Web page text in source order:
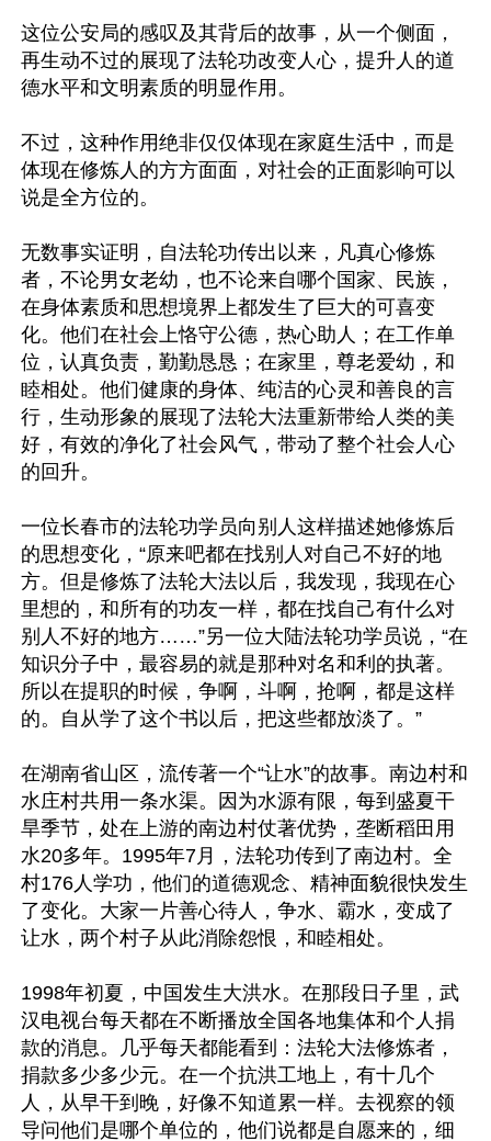
这位公安局的感叹及其背后的故事，从一个侧面，
再生动不过的展现了法轮功改变人心，提升人的道
德水平和文明素质的明显作用。
不过，这种作用绝非仅仅体现在家庭生活中，而是
体现在修炼人的方方面面，对社会的正面影响可以
说是全方位的。
无数事实证明，自法轮功传出以来，凡真心修炼
者，不论男女老幼，也不论来自哪个国家、民族，
在身体素质和思想境界上都发生了巨大的可喜变
化。他们在社会上恪守公德，热心助人；在工作单
位，认真负责，勤勤恳恳；在家里，尊老爱幼，和
睦相处。他们健康的身体、纯洁的心灵和善良的言
行，生动形象的展现了法轮大法重新带给人类的美
好，有效的净化了社会风气，带动了整个社会人心
的回升。
一位长春市的法轮功学员向别人这样描述她修炼后
的思想变化，“原来吧都在找别人对自己不好的地
方。但是修炼了法轮大法以后，我发现，我现在心
里想的，和所有的功友一样，都在找自己有什么对
别人不好的地方……”另一位大陆法轮功学员说，“在
知识分子中，最容易的就是那种对名和利的执著。
所以在提职的时候，争啊，斗啊，抢啊，都是这样
的。自从学了这个书以后，把这些都放淡了。”
在湖南省山区，流传著一个“让水”的故事。南边村和
水庄村共用一条水渠。因为水源有限，每到盛夏干
旱季节，处在上游的南边村仗著优势，垄断稻田用
水20多年。1995年7月，法轮功传到了南边村。全
村176人学功，他们的道德观念、精神面貌很快发生
了变化。大家一片善心待人，争水、霸水，变成了
让水，两个村子从此消除怨恨，和睦相处。
1998年初夏，中国发生大洪水。在那段日子里，武
汉电视台每天都在不断播放全国各地集体和个人捐
款的消息。几乎每天都能看到：法轮大法修炼者，
捐款多少多少元。在一个抗洪工地上，有十几个
人，从早干到晚，好像不知道累一样。去视察的领
导问他们是哪个单位的，他们说都是自愿来的，细